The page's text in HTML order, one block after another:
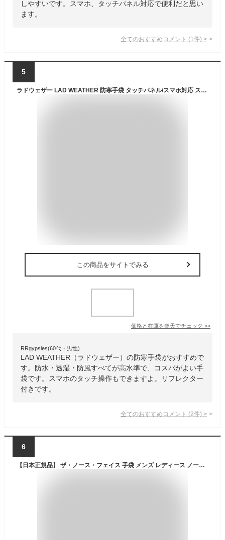
しやすいです。スマホ、タッチパネル対応で便利だと思い
ます。
全てのおすすめコメント (1 件) >
5
ラドウェザー LAD WEATHER 防寒手袋 タッチパネル/スマホ対応 スマートフォン対応 グローブ メンズ 防水 防風 透湿 撥水 はっ水 反射 リフレクター付きなので夜道も安全 自転車/バイク/オートバイ 防寒着/防寒小物 ウィンタースポーツ
この商品をサイトでみる
価格と在庫を楽天でチェック >>
RRgypsies(60代・男性)
LAD WEATHER（ラドウェザー）の防寒手袋がおすすめで
す。防水・透湿・防風すべてが高水準で、コスパがよい手
袋です。スマホのタッチ操作もできますよ。リフレクター
付きです。
全てのおすすめコメント (2件) >
6
【日本正規品】 ザ・ノース・フェイス 手袋 メンズ レディース ノースフェイス スマートフォン対応 THE NORTH FACE グローブ スマホ 薄手 裏起毛 フリース 冬 滑り止め 暖かい 防寒 保温 ヌプシイーチップグローブ NN62310